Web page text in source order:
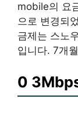
mobile의 요
으로 변경되
금제는 스노
입니다. 7개
0